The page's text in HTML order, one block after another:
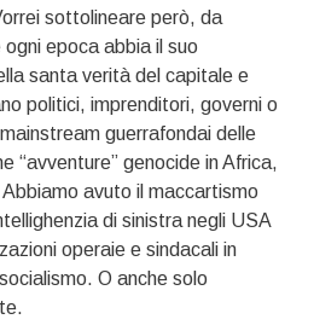
sottolineare però, da
epoca abbia il suo
santa verità del capitale e
politici, imprenditori, governi o
guerrafondai delle
“avventure” genocide in Africa,
avuto il maccartismo
di sinistra negli USA
operaie e sindacali in
O anche solo